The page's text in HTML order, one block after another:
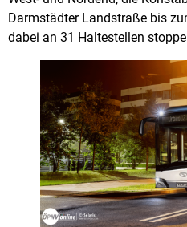
Darmstädter Landstraße bis
dabei an 31 Haltestellen